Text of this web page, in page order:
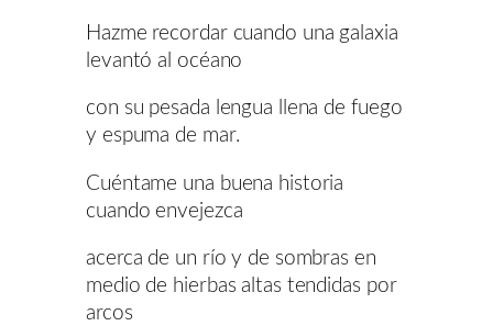
Hazme recordar cuando una galaxia
levantó al océano
con su pesada lengua llena de fuego
y espuma de mar.
Cuéntame una buena historia
cuando envejezca
acerca de un río y de sombras en
medio de hierbas altas tendidas por
arcos